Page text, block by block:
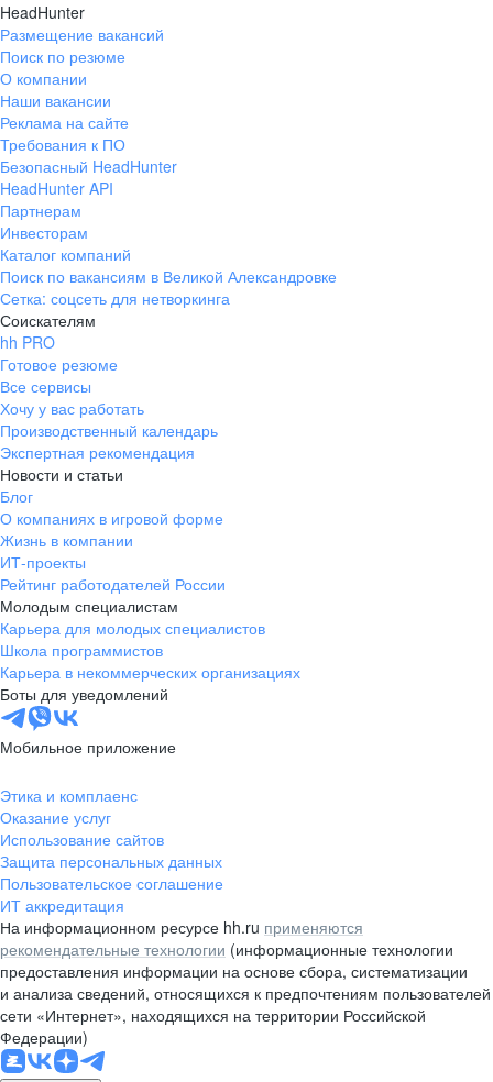
HeadHunter
Размещение вакансий
Поиск по резюме
О компании
Наши вакансии
Реклама на сайте
Требования к ПО
Безопасный HeadHunter
HeadHunter API
Партнерам
Инвесторам
Каталог компаний
Поиск по вакансиям в Великой Александровке
Сетка: соцсеть для нетворкинга
Соискателям
hh PRO
Готовое резюме
Все сервисы
Хочу у вас работать
Производственный календарь
Экспертная рекомендация
Новости и статьи
Блог
О компаниях в игровой форме
Жизнь в компании
ИТ-проекты
Рейтинг работодателей России
Молодым специалистам
Карьера для молодых специалистов
Школа программистов
Карьера в некоммерческих организациях
Боты для уведомлений
Мобильное приложение
Этика и комплаенс
Оказание услуг
Использование сайтов
Защита персональных данных
Пользовательское соглашение
ИТ аккредитация
На информационном ресурсе hh.ru применяются
рекомендательные технологии (информационные технологии
предоставления информации на основе сбора, систематизации
и анализа сведений, относящихся к предпочтениям пользователей
сети «Интернет», находящихся на территории Российской
Федерации)